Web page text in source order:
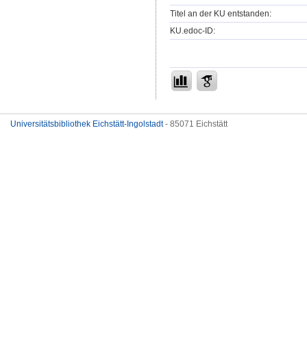
Titel an der KU entstanden:
KU.edoc-ID:
Universitätsbibliothek Eichstätt-Ingolstadt- 85071 Eichstätt